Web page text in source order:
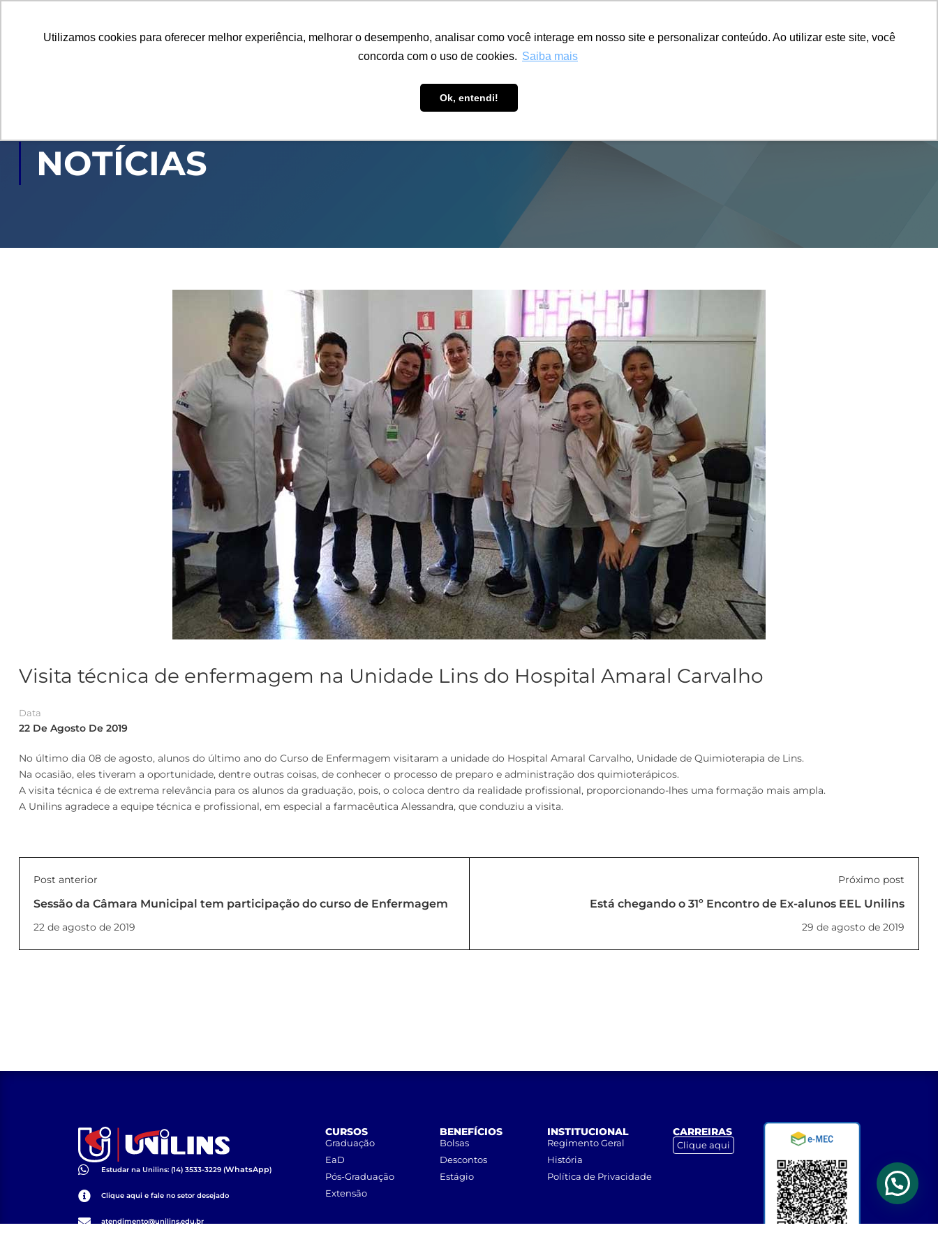
Utilizamos cookies para oferecer melhor experiência, melhorar o desempenho, analisar como você interage em nosso site e personalizar conteúdo. Ao utilizar este site, você
concorda com o uso de cookies. Saiba mais
Ok, entendi!
PÓS-GRADUAÇÃO CAPACITAÇÃO EXTENSÃO PESQUISA
NOTÍCIAS
Visita técnica de enfermagem na Unidade Lins do Hospital Amaral Carvalho
Data
22 De Agosto De 2019
No último dia 08 de agosto, alunos do último ano do Curso de Enfermagem visitaram a unidade do Hospital Amaral Carvalho, Unidade de Quimioterapia de Lins.
Na ocasião, eles tiveram a oportunidade, dentre outras coisas, de conhecer o processo de preparo e administração dos quimioterápicos.
A visita técnica é de extrema relevância para os alunos da graduação, pois, o coloca dentro da realidade profissional, proporcionando-lhes uma formação mais ampla.
A Unilins agradece a equipe técnica e profissional, em especial a farmacêutica Alessandra, que conduziu a visita.
Post anterior
Sessão da Câmara Municipal tem participação do curso de Enfermagem
22 de agosto de 2019
Próximo post
Está chegando o 31º Encontro de Ex-alunos EEL Unilins
29 de agosto de 2019
Estudar na Unilins: (14) 3533-3229 (WhatsApp)
Clique aqui e fale no setor desejado
atendimento@unilins.edu.br
CURSOS
Graduação
EaD
Pós-Graduação
Extensão
BENEFÍCIOS
Bolsas
Descontos
Estágio
INSTITUCIONAL
Regimento Geral
História
Política de Privacidade
CARREIRAS
Clique aqui